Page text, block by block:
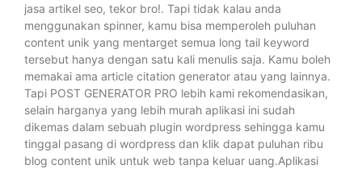
jasa artikel seo, tekor bro!. Tapi tidak kalau anda
menggunakan spinner, kamu bisa memperoleh puluhan
content unik yang mentarget semua long tail keyword
tersebut hanya dengan satu kali menulis saja. Kamu boleh
memakai ama article citation generator atau yang lainnya.
Tapi POST GENERATOR PRO lebih kami rekomendasikan,
selain harganya yang lebih murah aplikasi ini sudah
dikemas dalam sebuah plugin wordpress sehingga kamu
tinggal pasang di wordpress dan klik dapat puluhan ribu
blog content unik untuk web tanpa keluar uang.Aplikasi